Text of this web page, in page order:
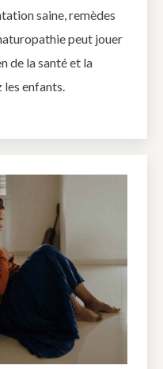
saine, remèdes
peut jouer
de la santé et la
les enfants.